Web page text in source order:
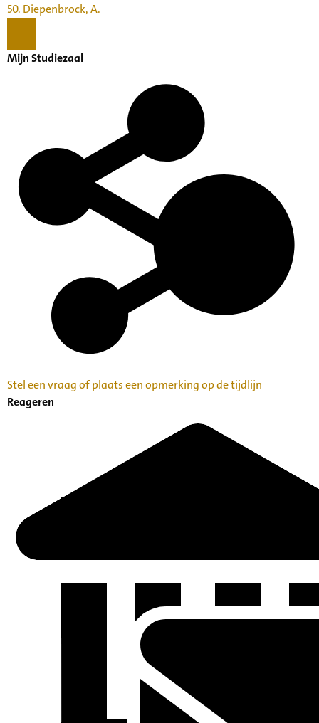
50. Diepenbrock, A.
Mijn Studiezaal
Stel een vraag of plaats een opmerking op de tijdlijn
Reageren